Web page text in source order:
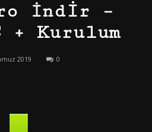
İndir –
+ Kurulum
2019 0